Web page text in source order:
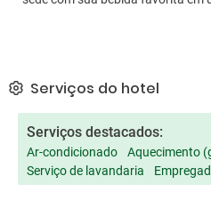
Serviços do hotel
Serviços destacados:
Ar-condicionado
Aquecimento
Serviço de lavandaria